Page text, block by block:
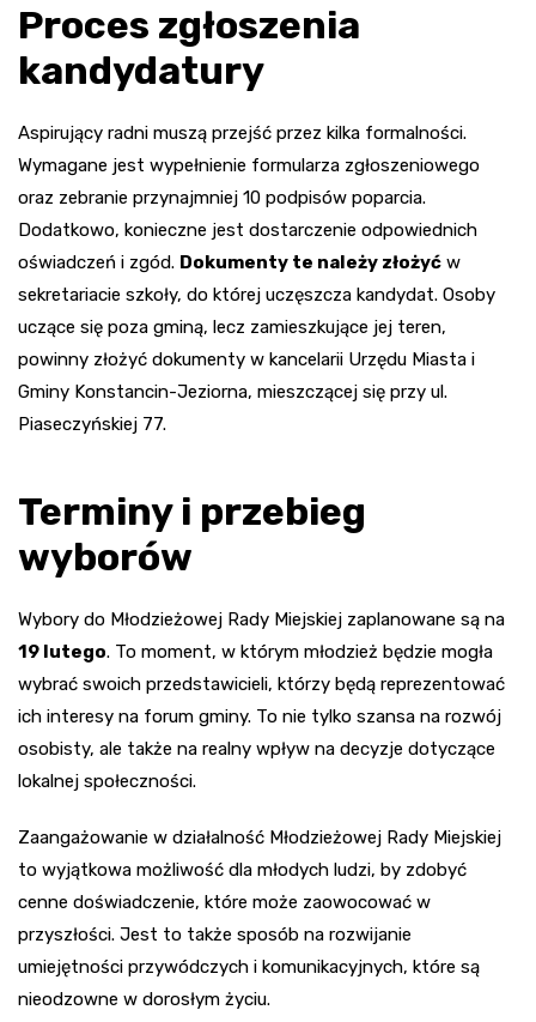
Proces zgłoszenia
kandydatury
Aspirujący radni muszą przejść przez kilka formalności.
Wymagane jest wypełnienie formularza zgłoszeniowego
oraz zebranie przynajmniej 10 podpisów poparcia.
Dodatkowo, konieczne jest dostarczenie odpowiednich
oświadczeń i zgód. Dokumenty te należy złożyć w
sekretariacie szkoły, do której uczęszcza kandydat. Osoby
uczące się poza gminą, lecz zamieszkujące jej teren,
powinny złożyć dokumenty w kancelarii Urzędu Miasta i
Gminy Konstancin-Jeziorna, mieszczącej się przy ul.
Piaseczyńskiej 77.
Terminy i przebieg
wyborów
Wybory do Młodzieżowej Rady Miejskiej zaplanowane są na
19 lutego. To moment, w którym młodzież będzie mogła
wybrać swoich przedstawicieli, którzy będą reprezentować
ich interesy na forum gminy. To nie tylko szansa na rozwój
osobisty, ale także na realny wpływ na decyzje dotyczące
lokalnej społeczności.
Zaangażowanie w działalność Młodzieżowej Rady Miejskiej
to wyjątkowa możliwość dla młodych ludzi, by zdobyć
cenne doświadczenie, które może zaowocować w
przyszłości. Jest to także sposób na rozwijanie
umiejętności przywódczych i komunikacyjnych, które są
nieodzowne w dorosłym życiu.